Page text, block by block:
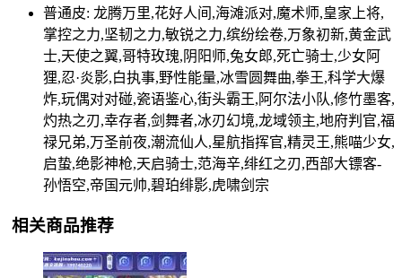
普通皮: 龙腾万里,花好人间,海滩派对,魔术师,皇家上将,
掌控之力,坚韧之力,敏锐之力,缤纷绘卷,万象初新,黄金武
士,天使之翼,哥特玫瑰,阴阳师,兔女郎,死亡骑士,少女阿
狸,忍·炎影,白执事,野性能量,冰雪圆舞曲,拳王,科学大爆
炸,玩偶对对碰,瓷语鉴心,街头霸王,阿尔法小队,修竹墨客,
灼热之刃,幸存者,剑舞者,冰刃幻境,龙域领主,地府判官,福
禄兄弟,万圣前夜,潮流仙人,星航指挥官,精灵王,熊喵少女,
启蛰,绝影神枪,天启骑士,范海辛,绯红之刃,西部大镖客-
孙悟空,帝国元帅,碧珀绯影,虎啸剑宗
相关商品推荐